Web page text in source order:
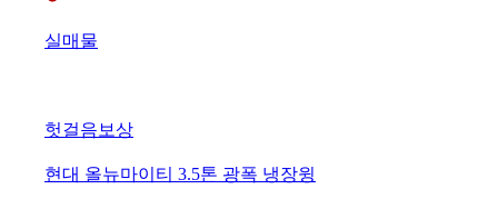
실매물
헛걸음보상
현대 올뉴마이티 3.5톤 광폭 냉장윙